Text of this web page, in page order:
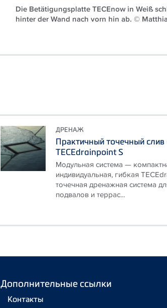
Die Betätigungsplatte TECEnow in Weiß
hinter der Wand nach vorn hin ab. ©
ДРЕНАЖ
Практичный точечный слив
TECEdrainpoint S
Модульная система —
индивидуальная, гибкая
точечная дренажная система
подвалов и террас...
Дополнительные ссылки
Контакты